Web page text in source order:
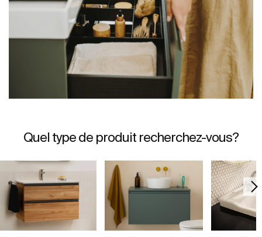
Quel type de produit recherchez-vous?